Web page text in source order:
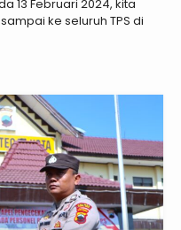
13 Februari 2024, kita
ke seluruh TPS di